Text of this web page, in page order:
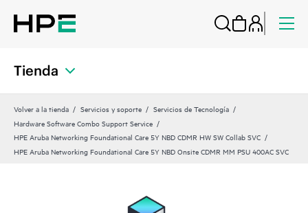
Tienda
Volver a la tienda Servicios y soporte
Servicios de Tecnología
Hardware Software Combo Support Service
HPE Aruba Networking Foundational Care 5Y NBD CDMR HW SW Collab SVC
HPE Aruba Networking Foundational Care 5Y NBD Onsite CDMR MM PSU 400AC SVC